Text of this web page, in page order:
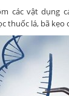
các vật dụng
thuốc lá, bã